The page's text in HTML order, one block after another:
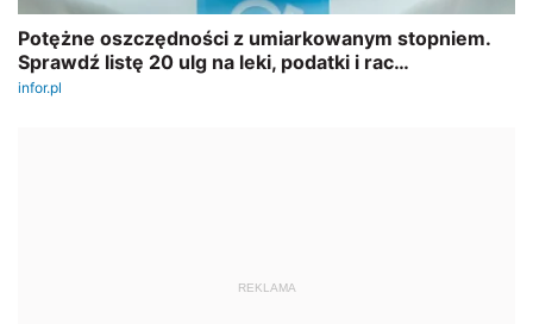
REKLAMA